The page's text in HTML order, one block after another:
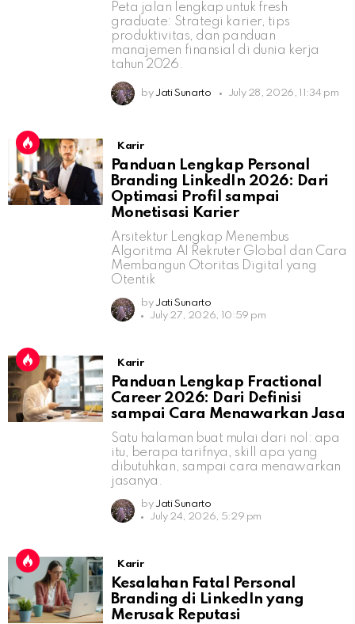
Peta jalan lengkap untuk fresh
graduate: Strategi karier, tips
produktivitas, dan panduan
manajemen finansial di dunia kerja
tahun 2026.
by Jati Sunarto July 28, 2026, 11:34 pm
Karir
Panduan Lengkap Personal
Branding LinkedIn 2026: Dari
Optimasi Profil sampai
Monetisasi Karier
Arsitektur Lengkap Menembus
Algoritma AI Rekruter Global dan Cara
Membangun Otoritas Digital yang
Otentik
by Jati Sunarto
July 27, 2026, 10:59 pm
Karir
Panduan Lengkap Fractional
Career 2026: Dari Definisi
sampai Cara Menawarkan Jasa
Satu halaman buat mulai dari nol: apa
itu, berapa tarifnya, skill apa yang
dibutuhkan, sampai cara menawarkan
jasanya.
by Jati Sunarto
July 24, 2026, 5:29 pm
Karir
Kesalahan Fatal Personal
Branding di LinkedIn yang
Merusak Reputasi